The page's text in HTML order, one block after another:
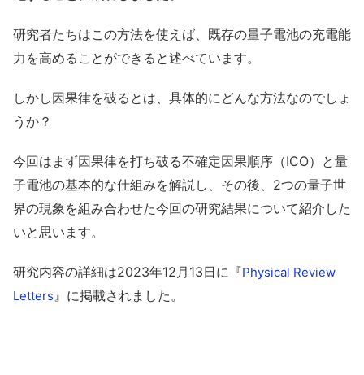
研究者たちはこの方法を使えば、既存の量子電池の充電能
力を高めることができると述べています。
しかし因果律を破るとは、具体的にどんな方法なのでしょ
うか？
今回はまず因果律を打ち破る不確定因果順序（ICO）と量
子電池の基本的な仕組みを解説し、その後、2つの量子世
界の現象を組み合わせた今回の研究結果について紹介した
いと思います。
研究内容の詳細は2023年12月13日に『Physical Review
Letters 』に掲載されました。